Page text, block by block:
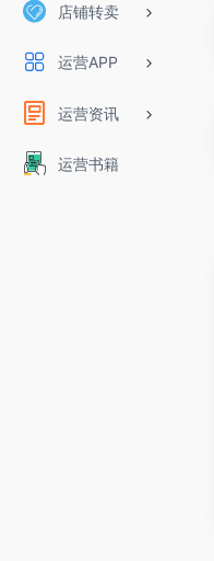
店铺转卖
运营APP
运营资讯
运营书籍